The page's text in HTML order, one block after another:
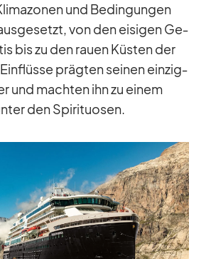
und Be­din­gun­gen
von den ei­si­gen Ge­
bis zu den rauen Küs­ten der
präg­ten sei­nen ein­zig­
und mach­ten ihn zu ei­nem
den Spi­ri­tuo­sen.